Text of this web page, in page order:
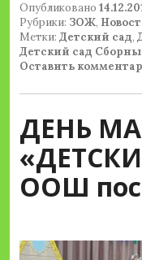
Опубликовано
Рубрики: ЗОЖ,
Метки: Детский сад,
Детский сад
Оставить
ДЕНЬ
ООШ